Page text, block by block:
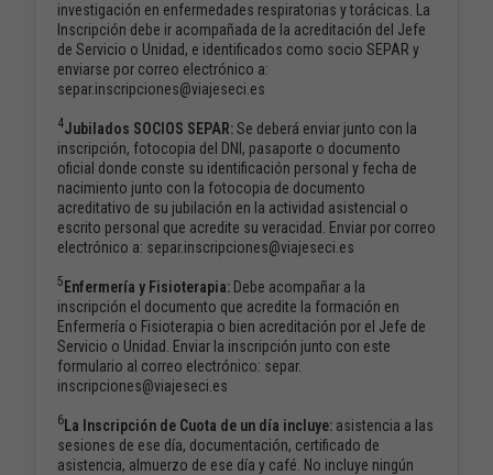
investigación en enfermedades respiratorias y torácicas. La
Inscripción debe ir acompañada de la acreditación del Jefe
de Servicio o Unidad, e identificados como socio SEPAR y
enviarse por correo electrónico a:
separ.inscripciones@viajeseci.es
4Jubilados SOCIOS SEPAR:Se deberá enviar junto con la
inscripción, fotocopia del DNI, pasaporte o documento
oficial donde conste su identificación personal y fecha de
nacimiento junto con la fotocopia de documento
acreditativo de su jubilación en la actividad asistencial o
escrito personal que acredite su veracidad. Enviar por correo
electrónico a: separ.inscripciones@viajeseci.es
5 Enfermería y Fisioterapia: Debe acompañar a la
inscripción el documento que acredite la formación en
Enfermería o Fisioterapia o bien acreditación por el Jefe de
Servicio o Unidad. Enviar la inscripción junto con este
formulario al correo electrónico: separ.
inscripciones@viajeseci.es
6 La Inscripción de Cuota de un día incluye: asistencia a las
sesiones de ese día, documentación, certificado de
asistencia, almuerzo de ese día y café. No incluye ningún